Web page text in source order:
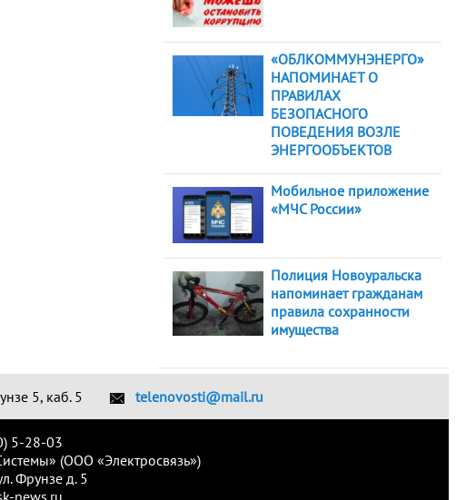
«ОБЛКОММУНЭНЕРГО»
НАПОМИНАЕТ О
ПРАВИЛАХ
БЕЗОПАСНОГО
ПОВЕДЕНИЯ ВОЗЛЕ
ЭНЕРГООБЪЕКТОВ
Мобильное приложение
«МЧС России»
Полиция Новоуральска
напоминает гражданам
правила сохранности
имущества
5, каб. 5 telenovosti@mail.ru
5-28-03
(ООО «Электросвязь»)
Фрунзе д. 5